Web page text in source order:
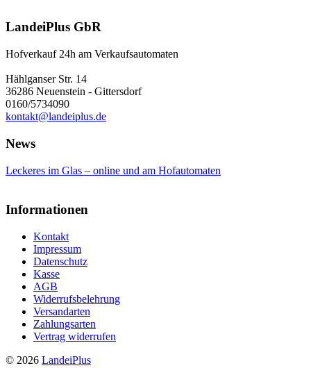
LandeiPlus GbR
Hofverkauf 24h am Verkaufsautomaten
Hählganser Str. 14
36286 Neuenstein - Gittersdorf
0160/5734090
kontakt@landeiplus.de
News
Leckeres im Glas – online und am Hofautomaten
Informationen
Kontakt
Impressum
Datenschutz
Kasse
AGB
Widerrufsbelehrung
Versandarten
Zahlungsarten
Vertrag widerrufen
© 2026 LandeiPlus